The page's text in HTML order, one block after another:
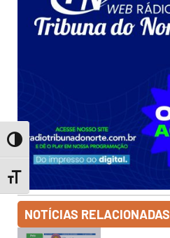
Toggle High Contrast
Toggle Font size
NOTÍCIAS RELACIONADAS